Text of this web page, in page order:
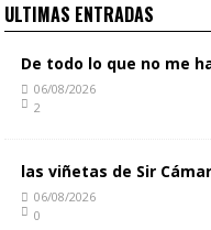
ULTIMAS ENTRADAS
De todo lo que no me
06/08/2026
2
las viñetas de Sir
06/08/2026
0